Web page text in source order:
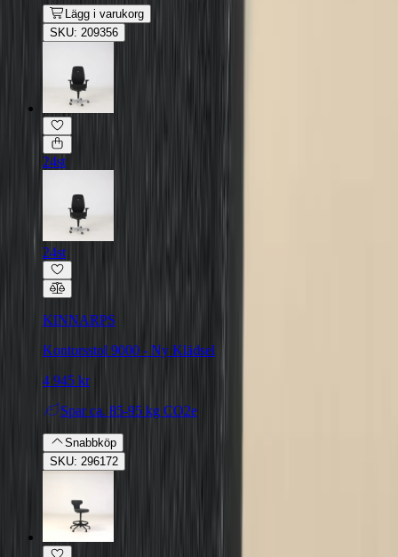
Lägg i varukorg
SKU: 209356
24st
24st
KINNARPS
Kontorsstol 9000 - Ny Klädsel
4 945 kr
Spar ca. 85-95 kg CO2e
Snabbköp
SKU: 296172